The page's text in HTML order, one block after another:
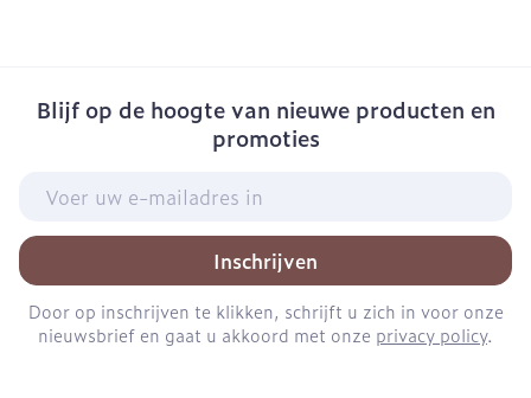
Blijf op de hoogte van nieuwe producten en
promoties
Inschrijven
Door op inschrijven te klikken, schrijft u zich in voor onze
nieuwsbrief en gaat u akkoord met onze privacy policy.